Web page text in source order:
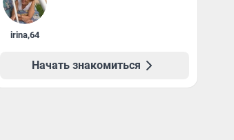
irina,64
Начать знакомиться